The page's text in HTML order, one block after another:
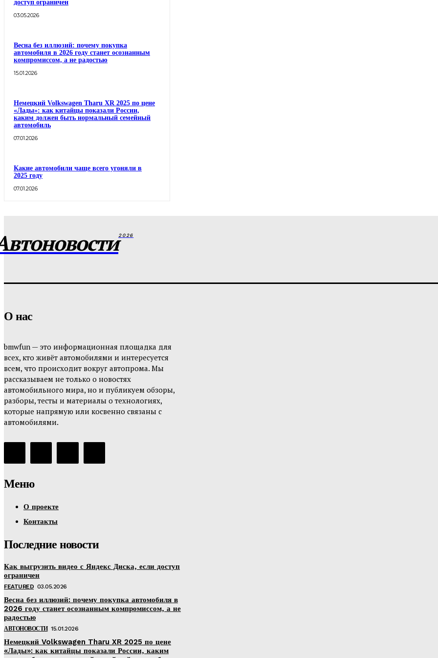
доступ ограничен
03.05.2026
Весна без иллюзий: почему покупка
автомобиля в 2026 году станет осознанным
компромиссом, а не радостью
15.01.2026
Немецкий Volkswagen Tharu XR 2025 по цене
«Лады»: как китайцы показали России,
каким должен быть нормальный семейный
автомобиль
07.01.2026
Какие автомобили чаще всего угоняли в
2025 году
07.01.2026
2026
О нас
bmwfun — это информационная площадка для
всех, кто живёт автомобилями и интересуется
всем, что происходит вокруг автопрома. Мы
рассказываем не только о новостях
автомобильного мира, но и публикуем обзоры,
разборы, тесты и материалы о технологиях,
которые напрямую или косвенно связаны с
автомобилями.
Меню
О проекте
Контакты
Последние новости
Как выгрузить видео с Яндекс Диска, если доступ
ограничен
FEATURED 03.05.2026
Весна без иллюзий: почему покупка автомобиля в
2026 году станет осознанным компромиссом, а не
радостью
АВТОНОВОСТИ 15.01.2026
Немецкий Volkswagen Tharu XR 2025 по цене
«Лады»: как китайцы показали России, каким